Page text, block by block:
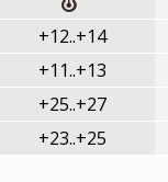
+12..+14
+11..+13
+25..+27
+23..+25